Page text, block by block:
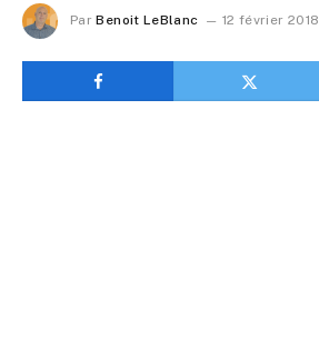
Par Benoit LeBlanc 12 février 2018